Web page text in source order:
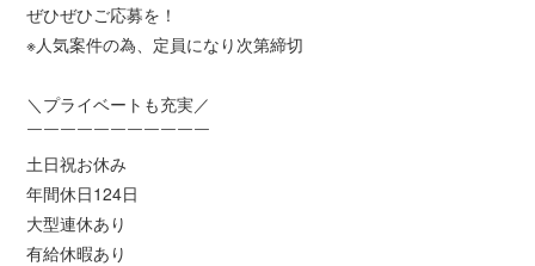
ぜひぜひご応募を！
※人気案件の為、定員になり次第締切
＼プライベートも充実／
￣￣￣￣￣￣￣￣￣￣￣
土日祝お休み
年間休日124日
大型連休あり
有給休暇あり